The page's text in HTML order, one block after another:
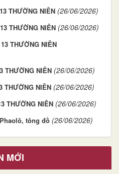
THƯỜNG NIÊN (26/06/2026)
THƯỜNG NIÊN (26/06/2026)
THƯỜNG NIÊN
THƯỜNG NIÊN (26/06/2026)
THƯỜNG NIÊN (26/06/2026)
THƯỜNG NIÊN (26/06/2026)
tông đồ (26/06/2026)
MỚI